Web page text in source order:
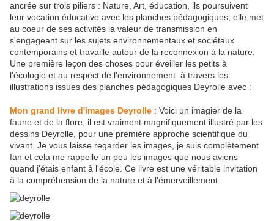
ancrée sur trois piliers : Nature, Art, éducation, ils poursuivent
leur vocation éducative avec les planches pédagogiques, elle met
au coeur de ses activités la valeur de transmission en
s'engageant sur les sujets environnementaux et sociétaux
contemporains et travaille autour de la reconnexion à la nature.
Une première leçon des choses pour éveiller les petits à
l'écologie et au respect de l'environnement à travers les
illustrations issues des planches pédagogiques Deyrolle avec :
Mon grand livre d'images Deyrolle : Voici un imagier de la
faune et de la flore, il est vraiment magnifiquement illustré par les
dessins Deyrolle, pour une première approche scientifique du
vivant. Je vous laisse regarder les images, je suis complètement
fan et cela me rappelle un peu les images que nous avions
quand j'étais enfant à l'école. Ce livre est une véritable invitation
à la compréhension de la nature et à l'émerveillement